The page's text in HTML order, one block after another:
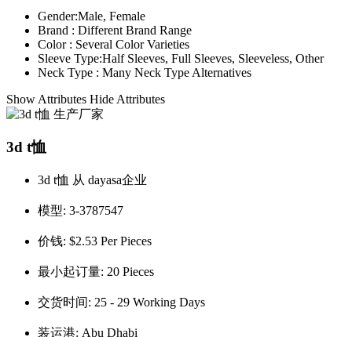
Gender:Male, Female
Brand : Different Brand Range
Color : Several Color Varieties
Sleeve Type:Half Sleeves, Full Sleeves, Sleeveless, Other
Neck Type : Many Neck Type Alternatives
Show Attributes Hide Attributes
3d t恤
3d t恤 从 dayasa企业
模型: 3-3787547
价钱: $2.53 Per Pieces
最小起订量: 20 Pieces
交货时间: 25 - 29 Working Days
装运港: Abu Dhabi